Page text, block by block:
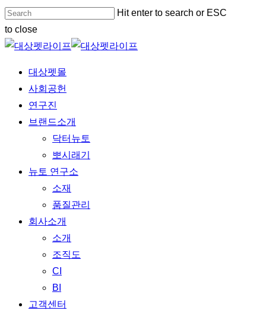
Skip
to
main
Hit enter to search or ESC
to close
Close
Menu 대상펫몰
사회공헌
연구진
브랜드소개
닥터뉴토
뽀시래기
뉴토 연구소
소재
품질관리
회사소개
소개
조직도
CI
BI
고객센터